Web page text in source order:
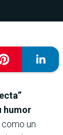
humor
un